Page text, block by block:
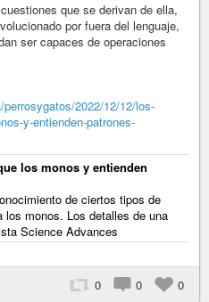
que se derivan de ella,
por fuera del lenguaje,
ser capaces de operaciones
2022/12/12/los-
y-entienden-patrones-
los monos y entienden
de ciertos tipos de
monos. Los detalles de una
Science Advances
0 0 0